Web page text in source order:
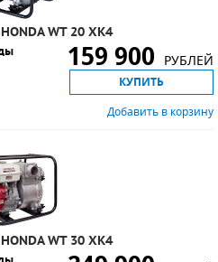
WT 20 XK4
159 900 РУБЛЕЙ
КУПИТЬ
Добавить в корзину
WT 30 XK4